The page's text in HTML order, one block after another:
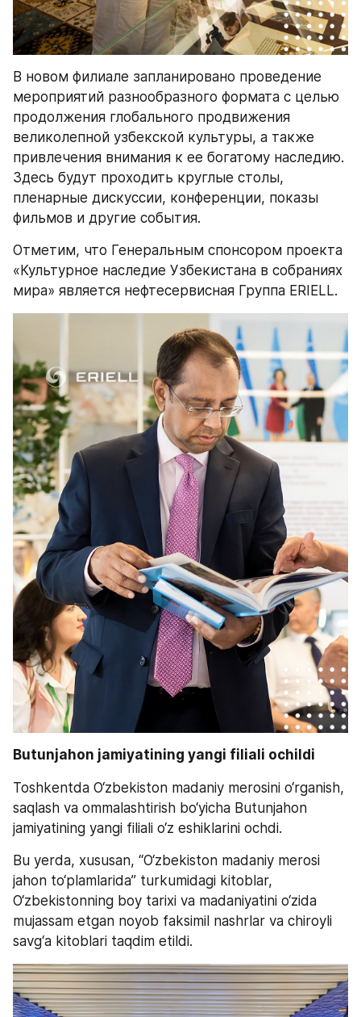
В новом филиале запланировано проведение
мероприятий разнообразного формата с целью
продолжения глобального продвижения
великолепной узбекской культуры, а также
привлечения внимания к ее богатому наследию.
Здесь будут проходить круглые столы,
пленарные дискуссии, конференции, показы
фильмов и другие события.
Отметим, что Генеральным спонсором проекта
«Культурное наследие Узбекистана в собраниях
мира» является нефтесервисная Группа ERIELL.
Butunjahon jamiyatining yangi filiali ochildi
Toshkentda O‘zbekiston madaniy merosini o‘rganish,
saqlash va ommalashtirish bo‘yicha Butunjahon
jamiyatining yangi filiali o‘z eshiklarini ochdi.
Bu yerda, xususan, “O‘zbekiston madaniy merosi
jahon to‘plamlarida” turkumidagi kitoblar,
O‘zbekistonning boy tarixi va madaniyatini o‘zida
mujassam etgan noyob faksimil nashrlar va chiroyli
savg‘a kitoblari taqdim etildi.